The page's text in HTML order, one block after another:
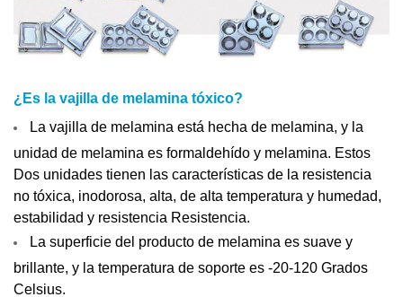
¿Es la vajilla de melamina tóxico?
La vajilla de melamina está hecha de melamina, y la
unidad de melamina es formaldehído y melamina. Estos
Dos unidades tienen las características de la resistencia
no tóxica, inodorosa, alta, de alta temperatura y humedad,
estabilidad y resistencia Resistencia.
La superficie del producto de melamina es suave y
brillante, y la temperatura de soporte es -20-120 Grados
Celsius.